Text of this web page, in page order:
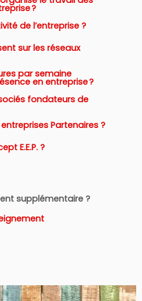
?
de l’entreprise ?
sur les réseaux
par semaine
en entreprise ?
fondateurs de
entreprises Partenaires ?
E.E.P. ?
supplémentaire ?